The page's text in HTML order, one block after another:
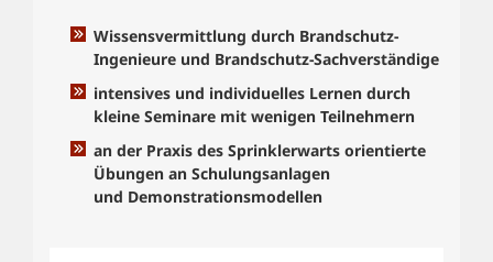
Wissensvermittlung durch Brandschutz-
Ingenieure und Brandschutz-Sachverständige
intensives und individuelles Lernen durch
kleine Seminare mit wenigen Teilnehmern
an der Praxis des Sprinklerwarts orientierte
Übungen an Schulungsanlagen
und Demonstrationsmodellen